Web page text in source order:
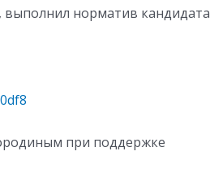
выполнил норматив кандидата
при поддержке